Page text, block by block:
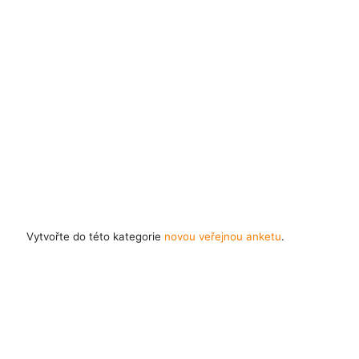
Vytvořte do této kategorie novou veřejnou anketu.